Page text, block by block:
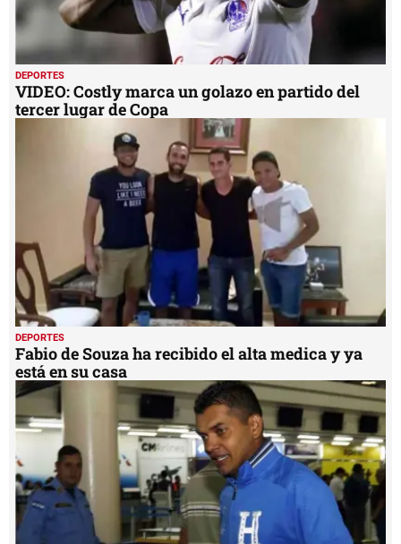
DEPORTES
VIDEO: Costly marca un golazo en partido del
tercer lugar de Copa
DEPORTES
Fabio de Souza ha recibido el alta medica y ya
está en su casa